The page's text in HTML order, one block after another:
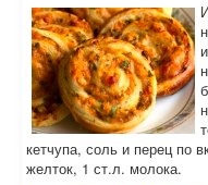
кетчупа, соль и перец по
желток, 1 ст.л. молока.